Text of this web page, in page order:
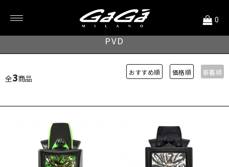
0
NAPOLEONE
PVD
全3商品
おすすめ順 価格順 新着順